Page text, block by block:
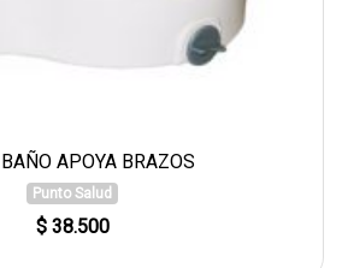
APOYA BRAZOS
Punto Salud
$ 38.500